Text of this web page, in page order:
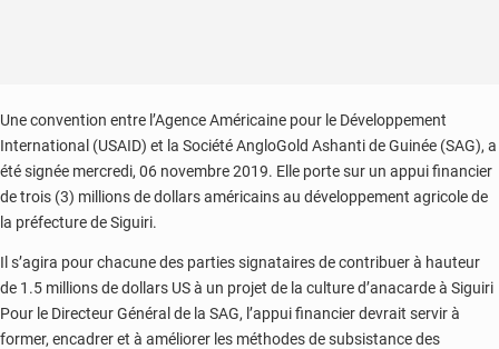
Une convention entre l’Agence Américaine pour le Développement
International (USAID) et la Société AngloGold Ashanti de Guinée (SAG), a
été signée mercredi, 06 novembre 2019. Elle porte sur un appui financier
de trois (3) millions de dollars américains au développement agricole de
la préfecture de Siguiri.
Il s’agira pour chacune des parties signataires de contribuer à hauteur
de 1.5 millions de dollars US à un projet de la culture d’anacarde à Siguiri
Pour le Directeur Général de la SAG, l’appui financier devrait servir à
former, encadrer et à améliorer les méthodes de subsistance des